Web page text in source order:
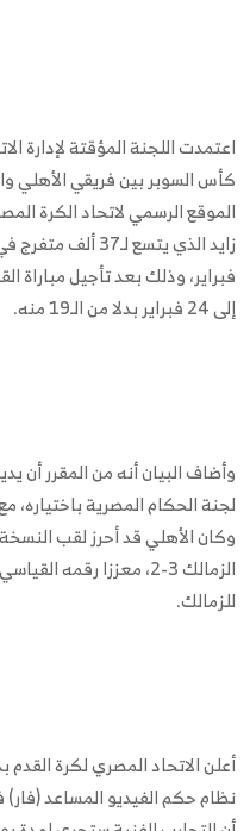
اعتمدت اللجنة المؤقتة لإدارة
كأس السوبر بين فريقي الأهلي
الموقع الرسمي لاتحاد الكرة
فبراير، وذلك بعد تأجيل مباراة
إلى 24 فبراير بدلا من الـ19 منه.
وأضاف البيان أنه من المقرر أن
لجنة الحكام المصرية باختياره،
وكان الأهلي قد أحرز لقب
الزمالك 3-2، معززا
للزمالك.
أعلن الاتحاد المصري لكرة
نظام حكم الفيديو المساعد